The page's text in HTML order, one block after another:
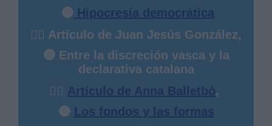
🔴 Hipocresía democrática
✍🏻 Artículo de Juan Jesús González,
🔴 Entre la discreción vasca y la
declarativa catalana
✍🏻 Artículo de Anna Balletbò,
🔴 Los fondos y las formas